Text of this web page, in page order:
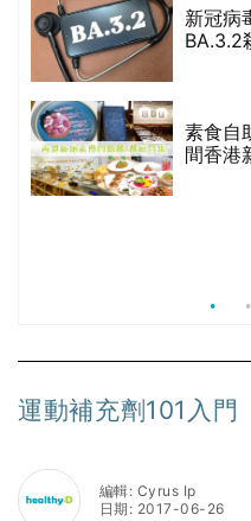
新冠病
BA.3.2
素食自
間香港
運動補充劑101入門
編輯: Cyrus Ip
日期: 2017-06-26